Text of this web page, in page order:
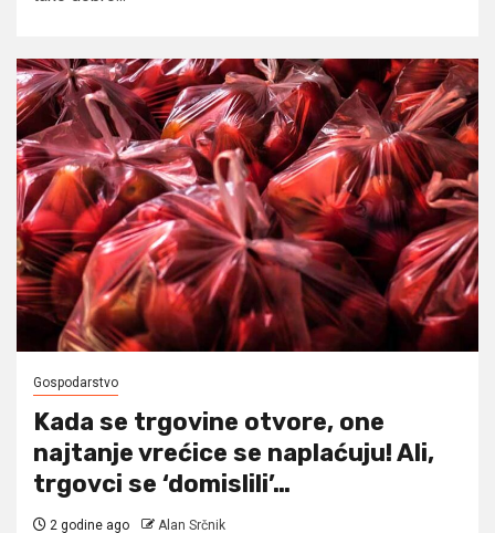
Gospodarstvo
Kada se trgovine otvore, one
najtanje vrećice se naplaćuju! Ali,
trgovci se ‘domislili’…
2 godine ago Alan Srčnik